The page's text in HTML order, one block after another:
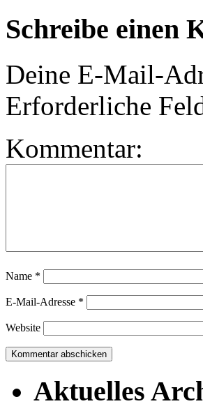
Schreibe einen
Deine E-Mail-
Erforderliche
Kommentar:
Name *
E-Mail-Adresse *
Website
Aktuelles